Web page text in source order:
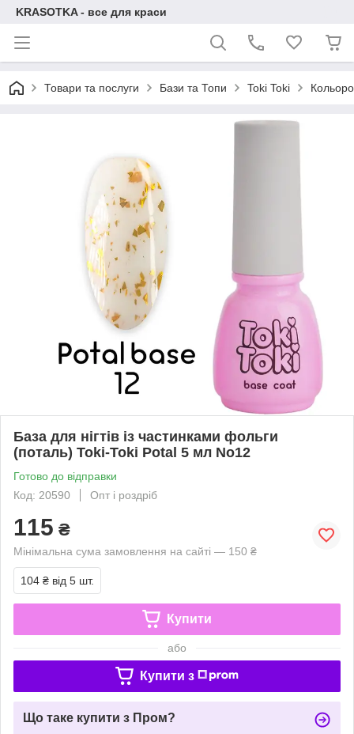
KRASOTKA - все для краси
Товари та послуги Бази та Топи Toki Toki
База для нігтів із частинками фольги
(поталь) Toki-Toki Potal 5 мл No12
Готово до відправки
Код: 20590
Опт і роздріб
115 ₴
Мінімальна сума замовлення на сайті — 150 ₴
104 ₴ від 5 шт.
Купити
або
Купити з
Що таке купити з Пром?